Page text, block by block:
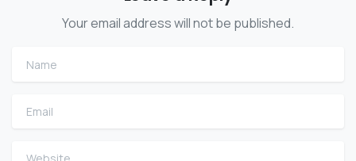
Your email address will not be published.
Name
Email
Website